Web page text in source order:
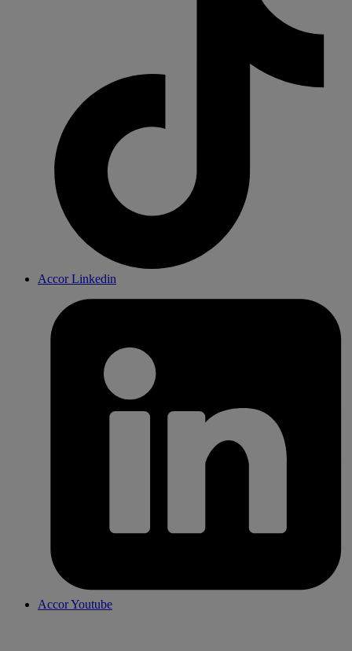
Accor Linkedin
Accor Youtube